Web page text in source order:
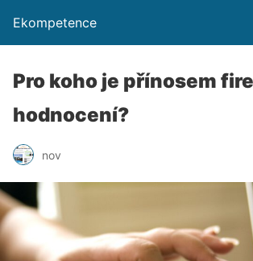
Ekompetence
Pro koho je přínosem
hodnocení?
nov